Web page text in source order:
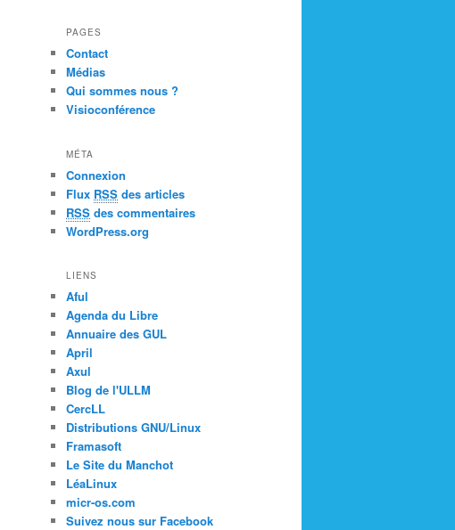
PAGES
Contact
Médias
Qui sommes nous ?
Visioconférence
MÉTA
Connexion
Flux RSS des articles
RSS des commentaires
WordPress.org
LIENS
Aful
Agenda du Libre
Annuaire des GUL
April
Axul
Blog de l'ULLM
CercLL
Distributions GNU/Linux
Framasoft
Le Site du Manchot
LéaLinux
micr-os.com
Suivez nous sur Facebook